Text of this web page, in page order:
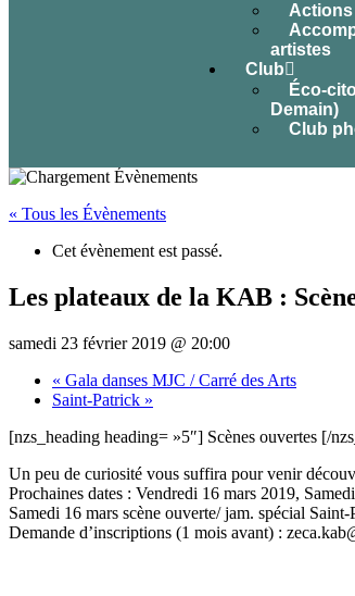
artistes
Club
Éco-
Demain)
Club
« Tous les Évènements
Cet évènement est passé.
Les plateaux de la KAB :
samedi 23 février 2019 @ 20:00
« Gala danses MJC / Carré des Arts
Saint-Patrick »
[nzs_heading heading= »5″] Scènes ouvertes [/
Un peu de curiosité vous suffira pour venir
Prochaines dates : Vendredi 16 mars 2019,
Samedi 16 mars scène ouverte/ jam. spécial Saint-
Demande d’inscriptions (1 mois avant) :